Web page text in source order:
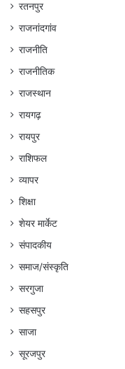
रतनपुर
राजनांदगांव
राजनीति
राजनीतिक
राजस्थान
रायगढ़
रायपुर
राशिफल
व्यापर
शिक्षा
शेयर मार्केट
संपादकीय
समाज/संस्कृति
सरगुजा
सहसपुर
साजा
सूरजपुर